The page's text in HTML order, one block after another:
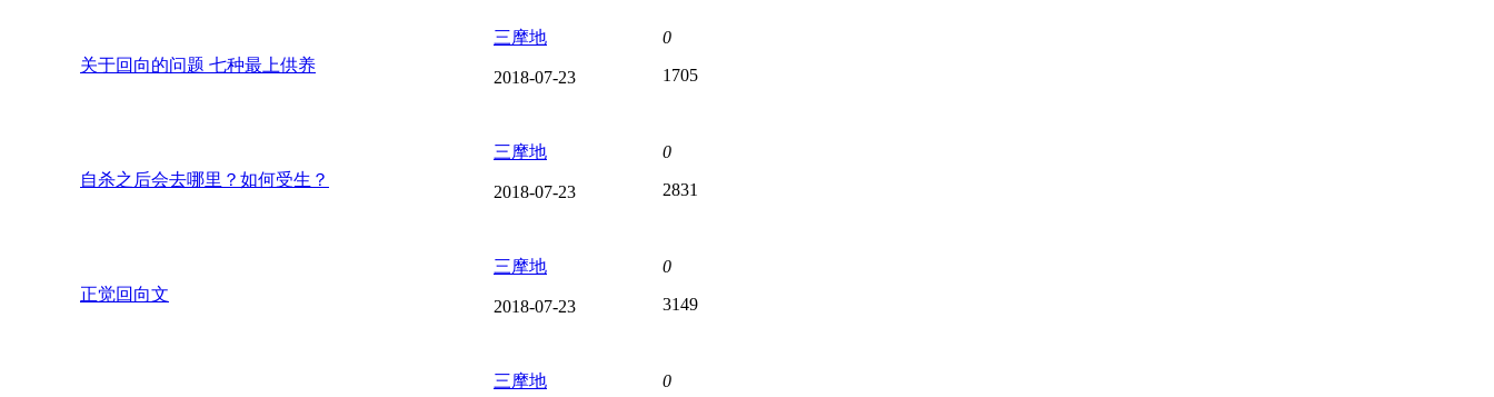
关于回向的问题 七种最上供养
三摩地
2018-07-23
0
1705
自杀之后会去哪里？如何受生？
三摩地
2018-07-23
0
2831
正觉回向文
三摩地
2018-07-23
0
3149
三摩地
0